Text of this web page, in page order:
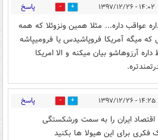
۱۴:۰۲ - ۱۳۹۷/۱۲/۲۶ 0 پاسخ
عواقب داره... مثلا همین ونزوئلا که همه
میگه آمریکا فروپاشیدس یا فرومیپاشه
آرزوهاشو بیان میکنه و الا امریکا
۱۴:۲۵ - ۱۳۹۷/۱۲/۲۶ 6 پاسخ
ایران را به سمت ورشکستگی
فکری برای این هیولا ها بکنید